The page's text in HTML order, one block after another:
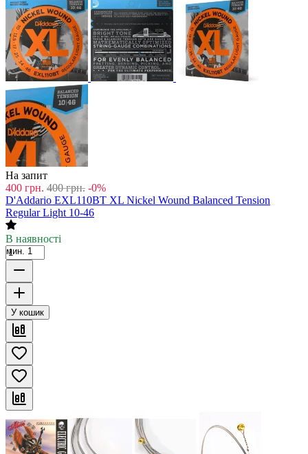
На запит
400 грн. 400 грн. -0%
D'Addario EXL110BT XL Nickel Wound Balanced Tension
Regular Light 10-46
В наявності
мин. 1
У кошик